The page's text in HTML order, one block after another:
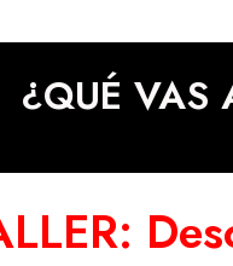
¿QUÉ VAS